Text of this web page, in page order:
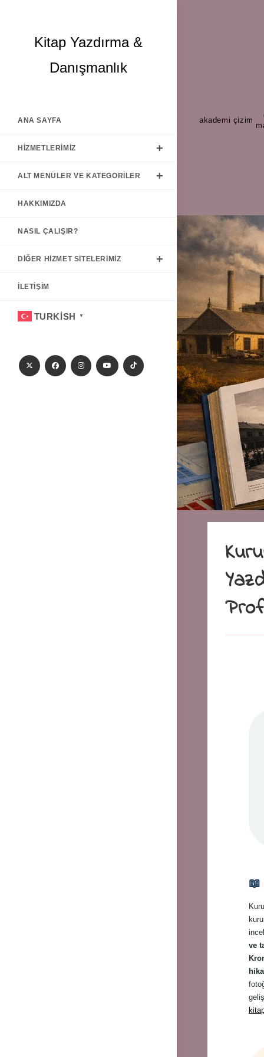
Kitap Yazdırma &
Danışmanlık
ANA SAYFA
HIZMETLERIMIZ
ALT MENÜLER VE KATEGORILER
HAKKIMIZDA
NASIL ÇALIŞIR?
DIĞER HIZMET SITELERIMIZ
İLETIŞIM
TURKISH ▼
akademi çizim
📖
ve